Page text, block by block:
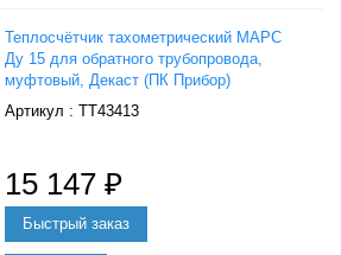
Теплосчётчик тахометрический МАРС
Ду 15 для обратного трубопровода,
муфтовый, Декаст (ПК Прибор)
: ТТ43413
15 147 ₽